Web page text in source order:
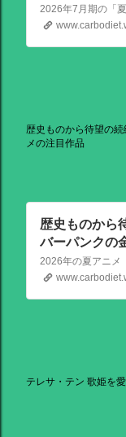
骨太な新作が
月期（夏ドラ
歴史ものから待望の
メの注目作品
歴史ものから
バーパンクの
夏アニメの注
テレサ・テン 歌姫を